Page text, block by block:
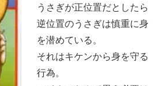
うさぎが正位置だとしたら
逆位置のうさぎは慎重に身
を潜めている。
それはキケンから身を守る
行為。